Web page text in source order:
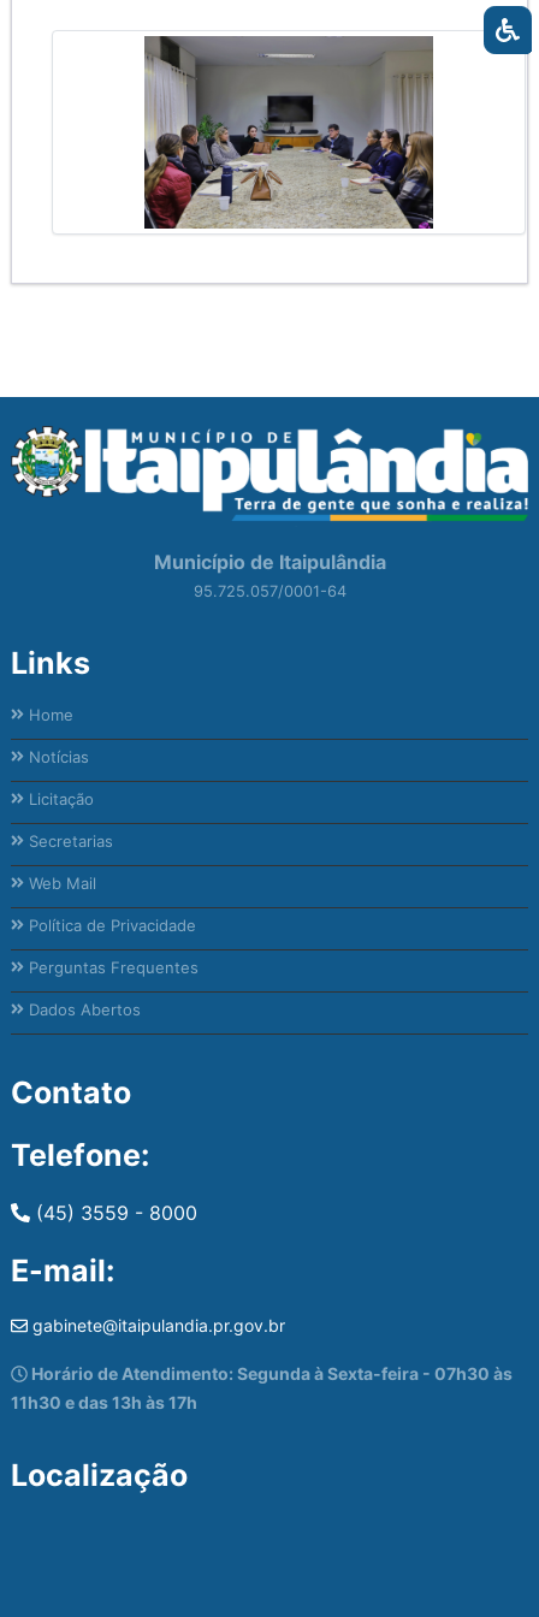
Município de Itaipulândia
95.725.057/0001-64
Links
Home
Notícias
Licitação
Secretarias
Web Mail
Política de Privacidade
Perguntas Frequentes
Dados Abertos
Contato
Telefone:
(45) 3559 - 8000
E-mail:
gabinete@itaipulandia.pr.gov.br
Horário de Atendimento: Segunda à Sexta-feira - 07h30 às
11h30 e das 13h às 17h
Localização